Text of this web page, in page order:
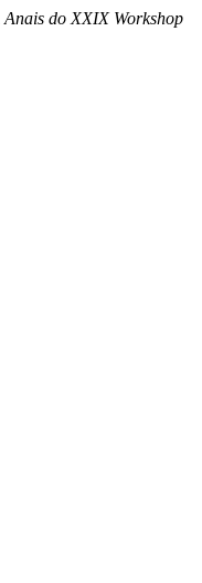
Anais do XXIX Workshop